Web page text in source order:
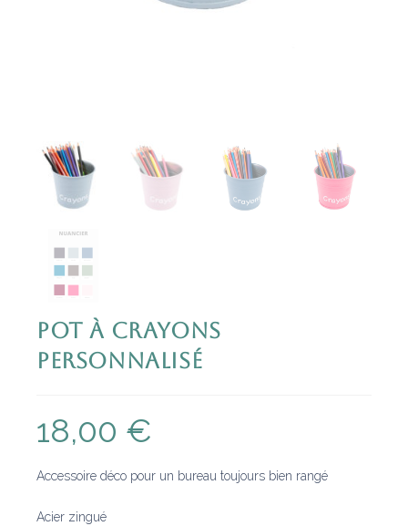
Pot à crayons
personnalisé
18,00 €
Accessoire déco pour un bureau toujours bien rangé
Acier zingué